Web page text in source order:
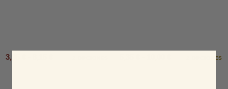
3,95 € - 8,15 € 2 OPCIONES